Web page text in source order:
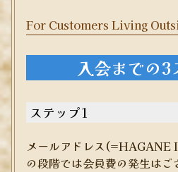
For Customers Living
入会までの
ステップ1
メールアドレス(=HAGANE
の段階では会員費の発生は